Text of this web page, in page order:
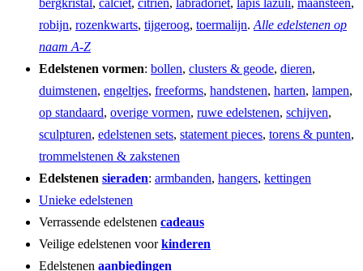
bergkristal , calciet, citrien, labradoriet, lapis lazuli, maansteen,
robijn, rozenkwarts, tijgeroog, toermalijn. Alle edelstenen op
naam A-Z
Edelstenen vormen: bollen, clusters & geode, dieren,
duimstenen, engeltjes, freeforms, handstenen, harten, lampen,
op standaard, overige vormen, ruwe edelstenen, schijven,
sculpturen, edelstenen sets, statement pieces, torens & punten,
trommelstenen & zakstenen
Edelstenen sieraden: armbanden, hangers, kettingen
Unieke edelstenen
Verrassende edelstenen cadeaus
Veilige edelstenen voorkinderen
Edelstenen aanbiedingen